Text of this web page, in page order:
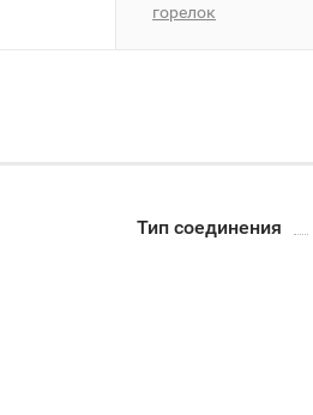
горелок
Тип соединения